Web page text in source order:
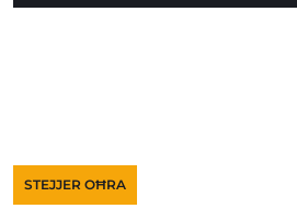
STEJJER OĦRA